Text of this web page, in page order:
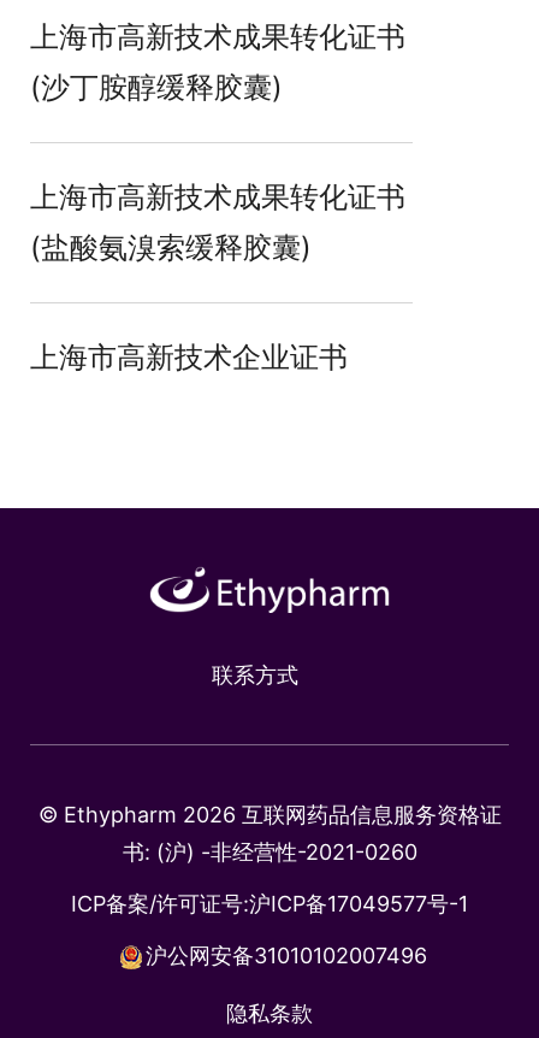
上海市高新技术成果转化证书
(沙丁胺醇缓释胶囊)
上海市高新技术成果转化证书
(盐酸氨溴索缓释胶囊)
上海市高新技术企业证书
联系方式
© Ethypharm 2026 互联网药品信息服务资格证
书: (沪) -非经营性-2021-0260
ICP备案/许可证号:沪ICP备17049577号-1
沪公网安备31010102007496
隐私条款